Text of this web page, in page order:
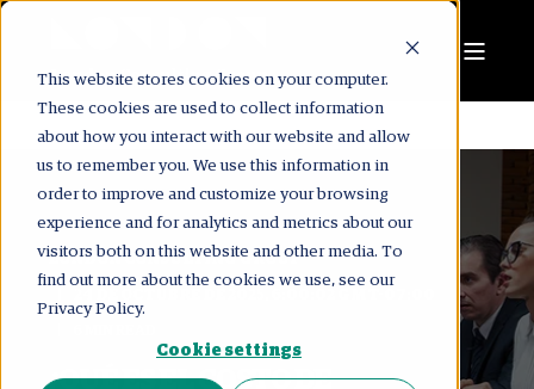
This website stores cookies on your computer.
These cookies are used to collect information
about how you interact with our website and allow
us to remember you. We use this information in
order to improve and customize your browsing
experience and for analytics and metrics about our
visitors both on this website and other media. To
find out more about the cookies we use, see our
Privacy Policy.
Cookie settings
LONDON CONSULTING GROUP
¿QUÉ ES EL COSTO DE